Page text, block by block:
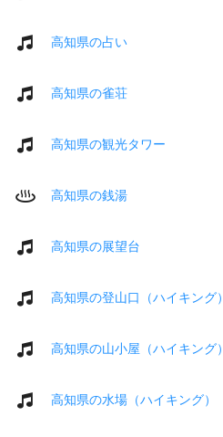
高知県の占い
高知県の雀荘
高知県の観光タワー
高知県の銭湯
高知県の展望台
高知県の登山口（ハイキング）
高知県の山小屋（ハイキング）
高知県の水場（ハイキング）